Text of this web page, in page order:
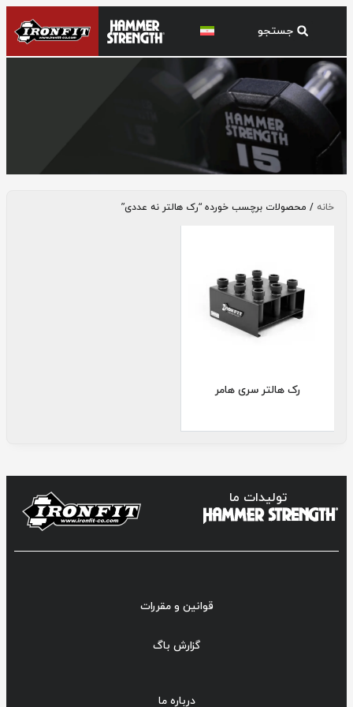
رک هالتر نه عددیخانه / محصولات برچسب خورده “رک هالتر نه عددی”
رک هالتر سری هامر
تولیدات ما
قوانین و مقررات
گزارش باگ
درباره ما